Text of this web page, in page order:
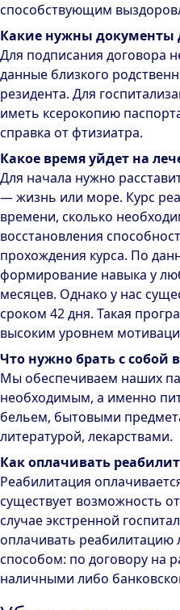
способствующим
Какие нужны документы
Для подписания договора
данные близкого
резидента. Для
иметь ксерокопию
справка от фтизиатра.
Какое время уйдет на
Для начала нужно
— жизнь или море. Курс
времени, сколько
восстановления
прохождения курса. По
формирование навыка у
месяцев. Однако у нас
сроком 42 дня. Такая
высоким уровнем
Что нужно брать с собой
Мы обеспечиваем наших
необходимым, а именно
бельем, бытовыми
литературой, лекарствами.
Как оплачивать
Реабилитация
существует возможность
случае экстренной
оплачивать
способом: по договору на
наличными либо